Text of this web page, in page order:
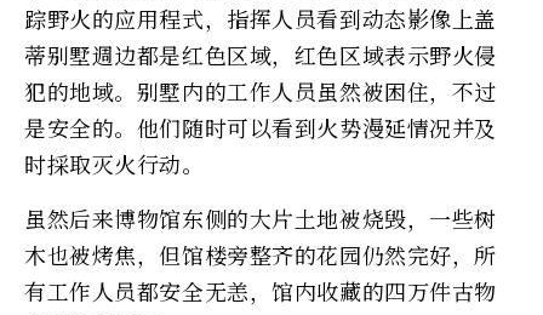
踪野火的应用程式，指挥人员看到动态影像上盖
蒂别墅週边都是红色区域，红色区域表示野火侵
犯的地域。别墅内的工作人员虽然被困住，不过
是安全的。他们随时可以看到火势漫延情况并及
时採取灭火行动。
虽然后来博物馆东侧的大片土地被烧毁，一些树
木也被烤焦，但馆楼旁整齐的花园仍然完好，所
有工作人员都安全无恙，馆内收藏的四万件古物